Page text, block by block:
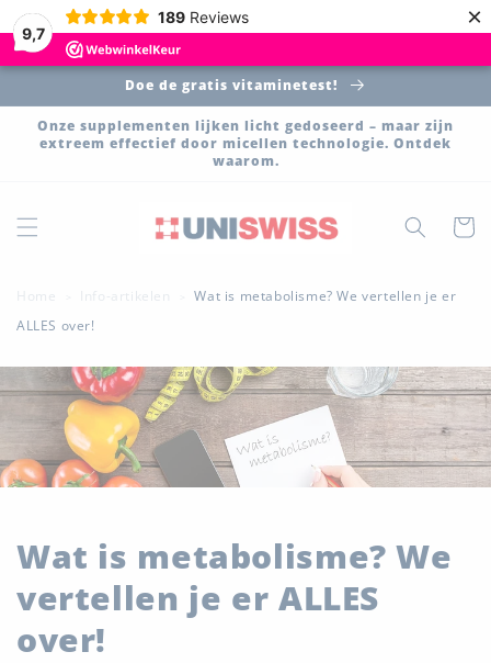
9,7
189 Reviews ×
naar de
content
Doe de gratis vitaminetest!
Onze supplementen lijken licht gedoseerd – maar zijn
extreem effectief door micellen technologie. Ontdek
waarom.
Home Info-artikelen
Wat is metabolisme? We vertellen je er
ALLES over!
Wat is metabolisme? We
vertellen je er ALLES
over!